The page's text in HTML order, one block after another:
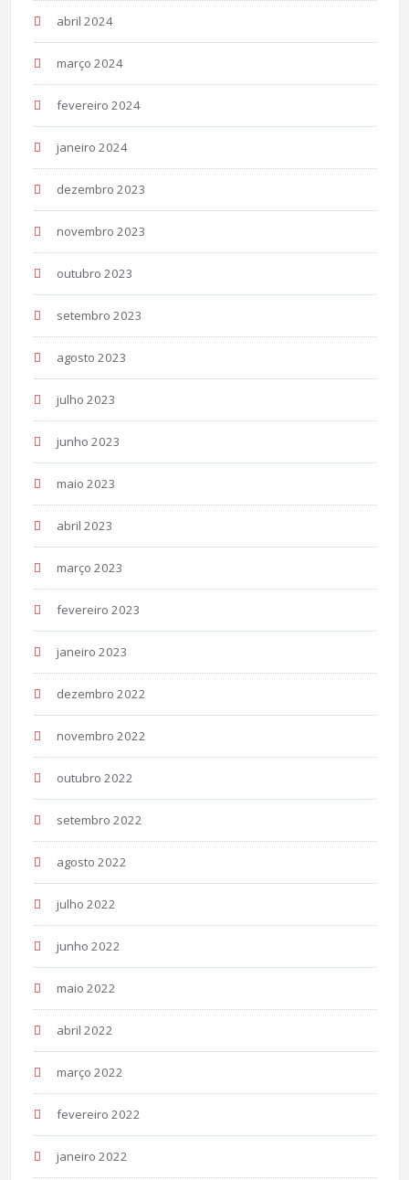
abril 2024
março 2024
fevereiro 2024
janeiro 2024
dezembro 2023
novembro 2023
outubro 2023
setembro 2023
agosto 2023
julho 2023
junho 2023
maio 2023
abril 2023
março 2023
fevereiro 2023
janeiro 2023
dezembro 2022
novembro 2022
outubro 2022
setembro 2022
agosto 2022
julho 2022
junho 2022
maio 2022
abril 2022
março 2022
fevereiro 2022
janeiro 2022